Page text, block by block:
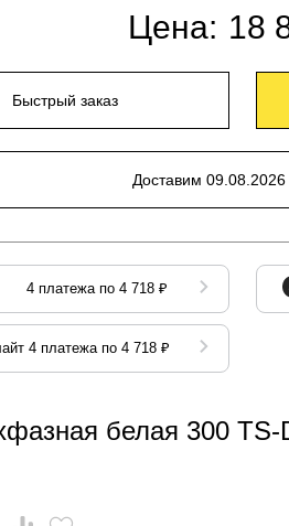
Цена: 18
Быстрый заказ
Доставим 09.08.2026
4 платежа по 4 718 ₽
4 платежа по 4 718 ₽
белая 300